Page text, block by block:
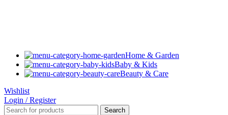
Home & Garden
Baby & Kids
Beauty & Care
Wishlist
Login / Register
Search